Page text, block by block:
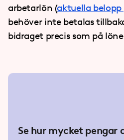
arbetarlön (aktuella belopp
behöver inte betalas
bidraget precis som på
Se hur mycket pengar